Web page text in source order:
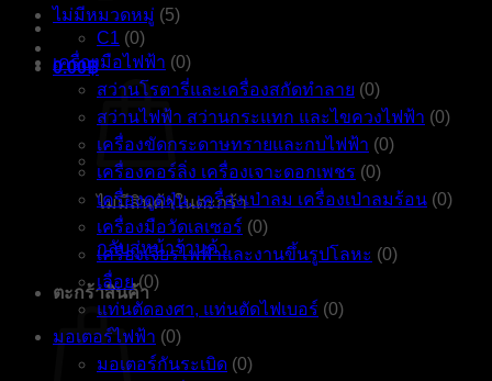
0.00฿
ไม่มีสินค้าในตะกร้า
กลับสู่หน้าร้านค้า
ตะกร้าสินค้า
ไม่มีหมวดหมู่ (5)
C1 (0)
เครื่องมือไฟฟ้า (0)
สว่านโรตารี่และเครื่องสกัดทำลาย (0)
สว่านไฟฟ้า สว่านกระแทก และไขควงไฟฟ้า (0)
เครื่องขัดกระดาษทรายและกบไฟฟ้า (0)
เครื่องคอร์ลิ่ง เครื่องเจาะดอกเพชร (0)
เครื่องดูดฝุ่น, เครื่องเป่าลม เครื่องเป่าลมร้อน (0)
เครื่องมือวัดเลเซอร์ (0)
เครื่องเจียรไฟฟ้าและงานขึ้นรูปโลหะ (0)
เลื่อย (0)
แท่นตัดองศา, แท่นตัดไฟเบอร์ (0)
มอเตอร์ไฟฟ้า (0)
มอเตอร์กันระเบิด (0)